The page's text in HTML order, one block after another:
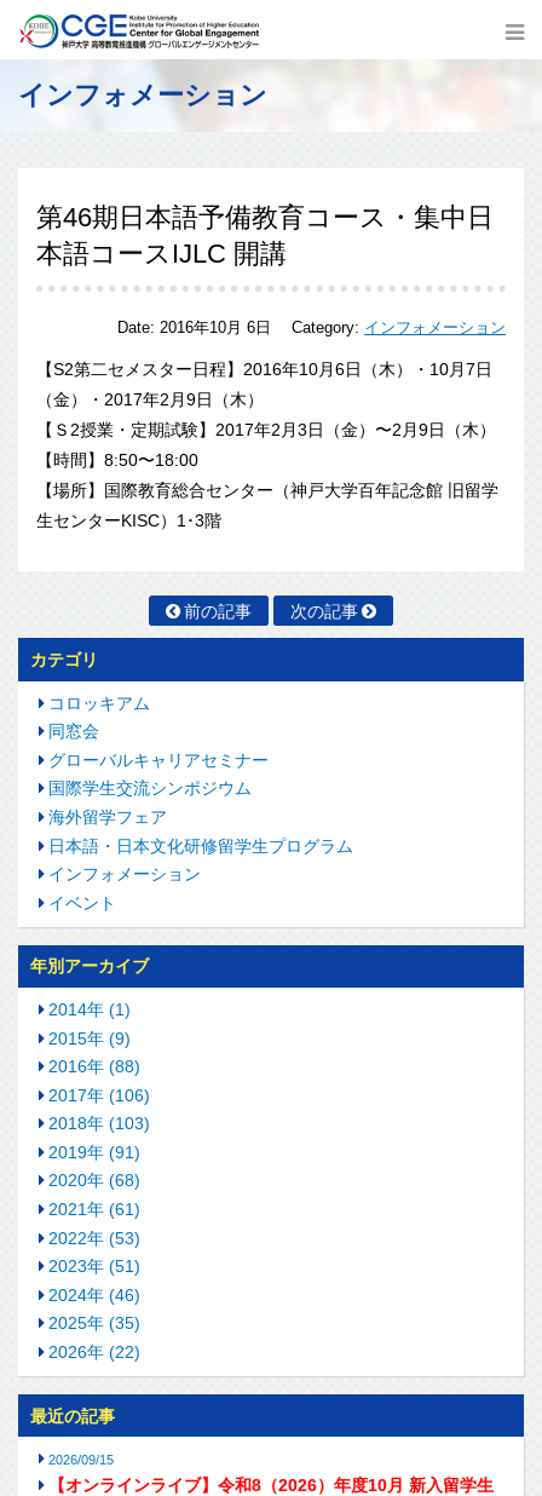
インフォメーション
第46期日本語予備教育コース・集中日
本語コースIJLC 開講
Date:2016年10月 6日 Category: インフォメーション
【S2第二セメスター日程】2016年10月6日（木）・10月7日
（金）・2017年2月9日（木）
【Ｓ2授業・定期試験】2017年2月3日（金）〜2月9日（木）
【時間】8:50〜18:00
【場所】国際教育総合センター（神戸大学百年記念館 旧留学
生センターKISC）1･3階
前の記事 次の記事
カテゴリ
コロッキアム
同窓会
グローバルキャリアセミナー
国際学生交流シンポジウム
海外留学フェア
日本語・日本文化研修留学生プログラム
インフォメーション
イベント
年別アーカイブ
2014年 (1)
2015年 (9)
2016年 (88)
2017年 (106)
2018年 (103)
2019年 (91)
2020年 (68)
2021年 (61)
2022年 (53)
2023年 (51)
2024年 (46)
2025年 (35)
2026年 (22)
最近の記事
2026/09/15
【オンラインライブ】令和8（2026）年度10月 新入留学生